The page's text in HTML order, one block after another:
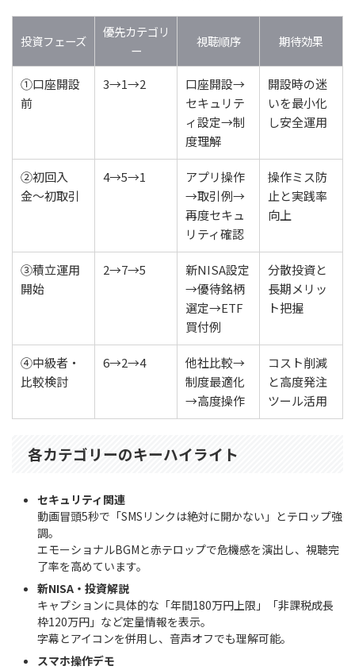
投資フェーズ
優先カテゴリ
ー
視聴順序 期待効果
①口座開設
前
3→1→2
口座開設→
セキュリテ
ィ設定→制
度理解
開設時の迷
いを最小化
し安全運用
②初回入
金〜初取引
4→5→1
アプリ操作
→取引例→
再度セキュ
リティ確認
操作ミス防
止と実践率
向上
③積立運用
開始
2→7→5
新NISA設定
→優待銘柄
選定→ETF
買付例
分散投資と
長期メリッ
ト把握
④中級者・
比較検討
6→2→4
他社比較→
制度最適化
→高度操作
コスト削減
と高度発注
ツール活用
各カテゴリーのキーハイライト
セキュリティ関連
動画冒頭5秒で「SMSリンクは絶対に開かない」とテロップ強
調。
エモーショナルBGMと赤テロップで危機感を演出し、視聴完
了率を高めています。
新NISA・投資解説
キャプションに具体的な「年間180万円上限」「非課税成長
枠120万円」など定量情報を表示。
字幕とアイコンを併用し、音声オフでも理解可能。
スマホ操作デモ